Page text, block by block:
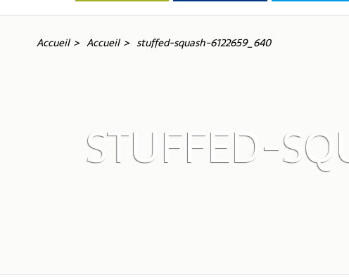
Accueil Accueil stuffed-squash-6122659_640
STUFFED-